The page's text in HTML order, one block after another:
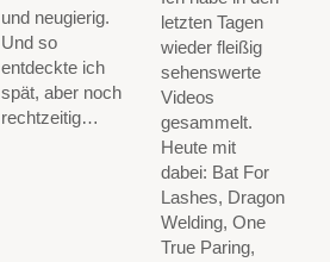
und neugierig.
Und so
entdeckte ich
spät, aber noch
rechtzeitig…
letzten Tagen
wieder fleißig
sehenswerte
Videos
gesammelt.
Heute mit
dabei: Bat For
Lashes, Dragon
Welding, One
True Paring,